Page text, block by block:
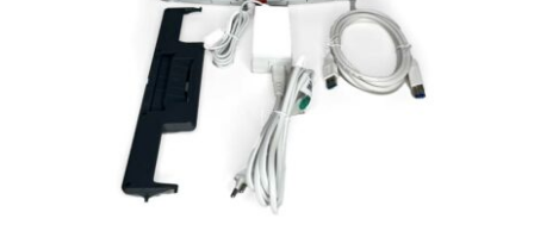
Scanner Fujitsu ScanSnap iX1600